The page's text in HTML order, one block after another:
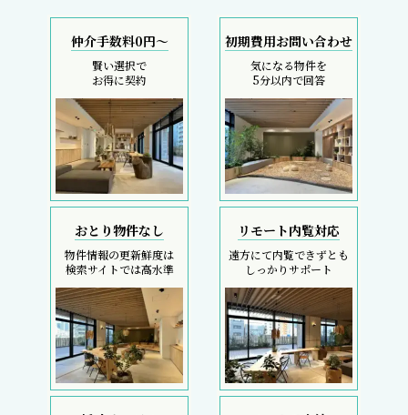
仲介手数料0円～
賢い選択で
お得に契約
初期費用お問い合わせ
気になる物件を
5分以内で回答
おとり物件なし
物件情報の更新鮮度は
検索サイトでは高水準
リモート内覧対応
遠方にて内覧できずとも
しっかりサポート